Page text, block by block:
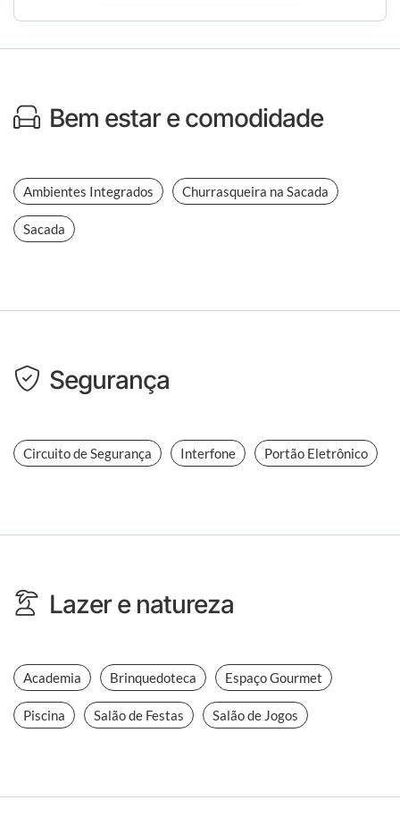
Bem estar e comodidade
Ambientes Integrados Churrasqueira na Sacada
Sacada
Segurança
Circuito de Segurança Interfone Portão Eletrônico
Lazer e natureza
Academia Brinquedoteca Espaço Gourmet
Piscina Salão de Festas Salão de Jogos